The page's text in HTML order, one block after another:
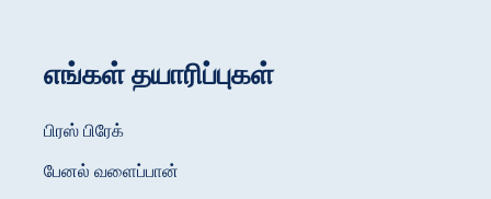
எங்கள் தயாரிப்புகள்
பிரஸ் பிரேக்
பேனல் வளைப்பான்